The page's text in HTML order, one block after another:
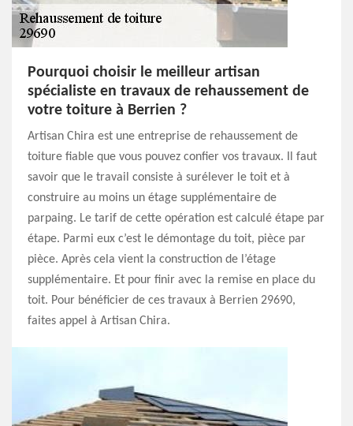
Pourquoi choisir le meilleur artisan
spécialiste en travaux de rehaussement de
votre toiture à Berrien ?
Artisan Chira est une entreprise de rehaussement de
toiture fiable que vous pouvez confier vos travaux. Il faut
savoir que le travail consiste à surélever le toit et à
construire au moins un étage supplémentaire de
parpaing. Le tarif de cette opération est calculé étape par
étape. Parmi eux c’est le démontage du toit, pièce par
pièce. Après cela vient la construction de l’étage
supplémentaire. Et pour finir avec la remise en place du
toit. Pour bénéficier de ces travaux à Berrien 29690,
faites appel à Artisan Chira.